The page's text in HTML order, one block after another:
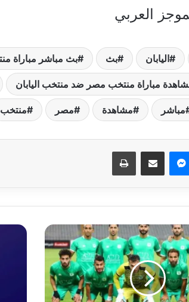
العربي
اليابان بث بث مباشر مباراة
مباراة منتخب مصر ضد منتخب اليابان
مباشر مشاهدة مصر منتخب
ماسنجر مشاركة عبر البريد طباعة
بعد